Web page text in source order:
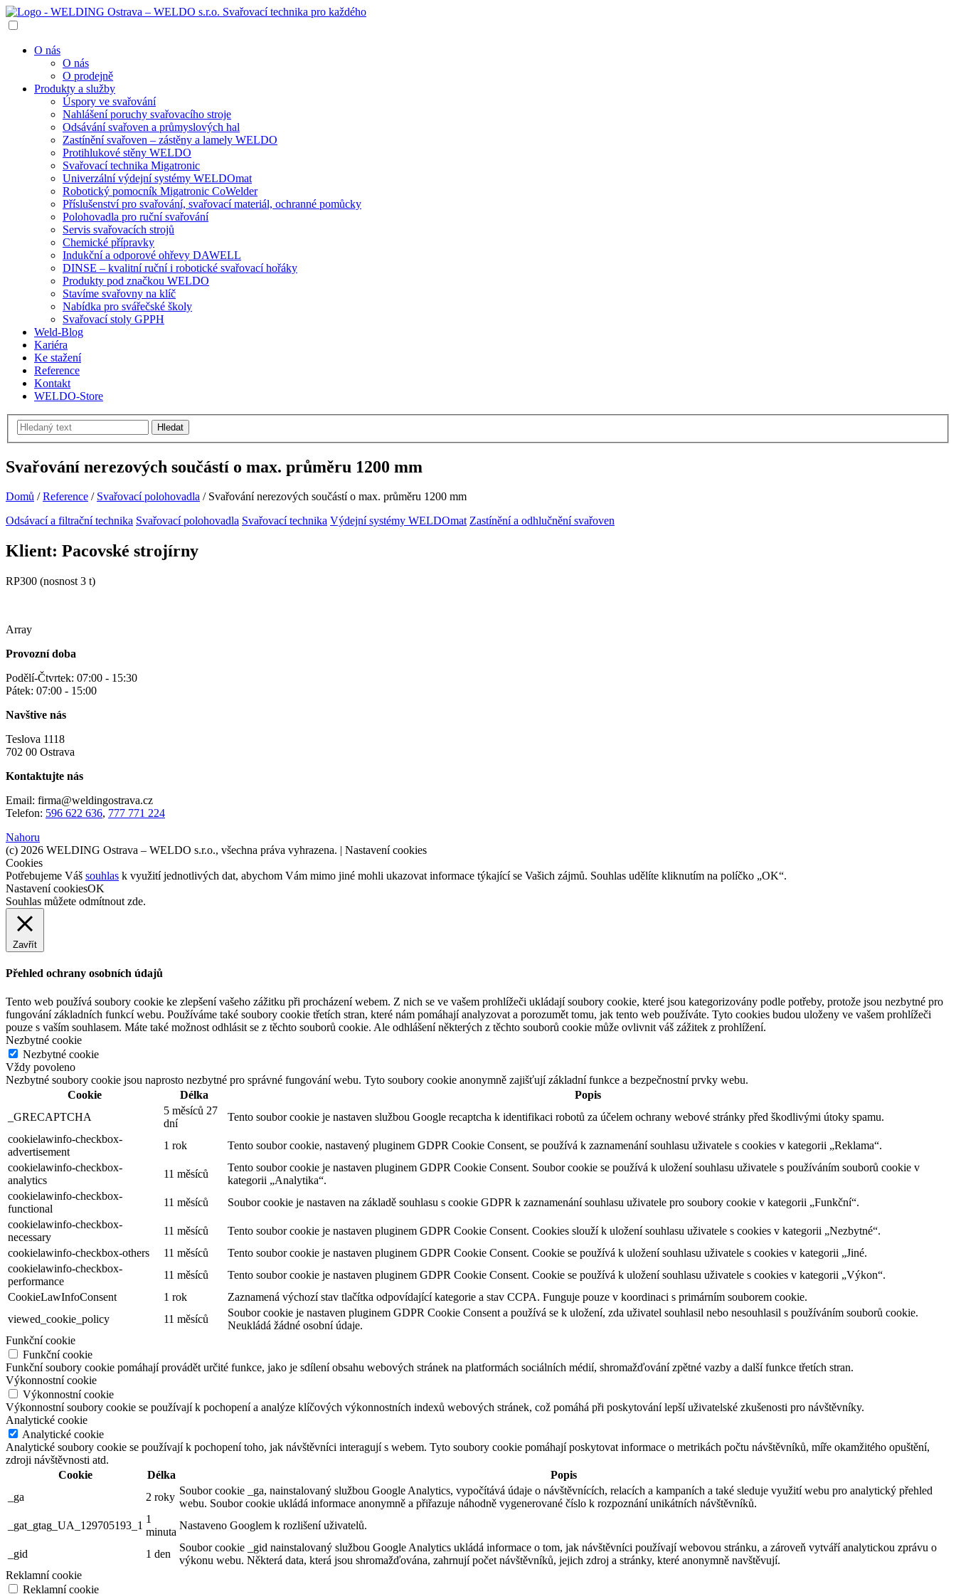
O nás
O nás
O prodejně
Produkty a služby
Úspory ve svařování
Nahlášení poruchy svařovacího stroje
Odsávání svařoven a průmyslových hal
Zastínění svařoven – zástěny a lamely WELDO
Protihlukové stěny WELDO
Svařovací technika Migatronic
Univerzální výdejní systémy WELDOmat
Robotický pomocník Migatronic CoWelder
Příslušenství pro svařování, svařovací materiál, ochranné pomůcky
Polohovadla pro ruční svařování
Servis svařovacích strojů
Chemické přípravky
Indukční a odporové ohřevy DAWELL
DINSE – kvalitní ruční i robotické svařovací hořáky
Produkty pod značkou WELDO
Stavíme svařovny na klíč
Nabídka pro svářečské školy
Svařovací stoly GPPH
Weld-Blog
Kariéra
Ke stažení
Reference
Kontakt
WELDO-Store
Hledat
Svařování nerezových součástí o max. průměru 1200 mm
Domů /Reference / Svařovací polohovadla / Svařování nerezových součástí o max. průměru 1200 mm
Odsávací a filtrační technika Svařovací polohovadla Svařovací technika Výdejní systémy WELDOmat Zastínění a odhlučnění svařoven
Klient: Pacovské strojírny
RP300 (nosnost 3 t)
Array
Provozní doba
Podělí-Čtvrtek: 07:00 - 15:30
Pátek: 07:00 - 15:00
Navštive nás
Teslova 1118
702 00 Ostrava
Kontaktujte nás
Email: firma@weldingostrava.cz
Telefon: 596 622 636, 777 771 224
Nahoru
(c) 2026 WELDING Ostrava – WELDO s.r.o., všechna práva vyhrazena. | Nastavení cookies
Cookies
Potřebujeme Váš souhlas k využití jednotlivých dat, abychom Vám mimo jiné mohli ukazovat informace týkající se Vašich zájmů. Souhlas udělíte kliknutím na políčko „OK“.
Nastavení cookiesOK
Souhlas můžete odmítnout zde.
Zavřít
Přehled ochrany osobních údajů
Tento web používá soubory cookie ke zlepšení vašeho zážitku při procházení webem. Z nich se ve vašem prohlížeči ukládají soubory cookie, které jsou kategorizovány podle potřeby, protože jsou nezbytné pro
fungování základních funkcí webu. Používáme také soubory cookie třetích stran, které nám pomáhají analyzovat a porozumět tomu, jak tento web používáte. Tyto cookies budou uloženy ve vašem prohlížeči
pouze s vaším souhlasem. Máte také možnost odhlásit se z těchto souborů cookie. Ale odhlášení některých z těchto souborů cookie může ovlivnit váš zážitek z prohlížení.
Nezbytné cookie
Nezbytné cookie
Vždy povoleno
Nezbytné soubory cookie jsou naprosto nezbytné pro správné fungování webu. Tyto soubory cookie anonymně zajišťují základní funkce a bezpečnostní prvky webu.
Cookie
Délka
Popis
_GRECAPTCHA
5 měsíců 27
dní
Tento soubor cookie je nastaven službou Google recaptcha k identifikaci robotů za účelem ochrany webové stránky před škodlivými útoky spamu.
cookielawinfo-checkbox-
advertisement
1 rok
Tento soubor cookie, nastavený pluginem GDPR Cookie Consent, se používá k zaznamenání souhlasu uživatele s cookies v kategorii „Reklama“.
cookielawinfo-checkbox-
analytics
11 měsíců
Tento soubor cookie je nastaven pluginem GDPR Cookie Consent. Soubor cookie se používá k uložení souhlasu uživatele s používáním souborů cookie v
kategorii „Analytika“.
cookielawinfo-checkbox-
functional
11 měsíců
Soubor cookie je nastaven na základě souhlasu s cookie GDPR k zaznamenání souhlasu uživatele pro soubory cookie v kategorii „Funkční“.
cookielawinfo-checkbox-
necessary
11 měsíců
Tento soubor cookie je nastaven pluginem GDPR Cookie Consent. Cookies slouží k uložení souhlasu uživatele s cookies v kategorii „Nezbytné“.
cookielawinfo-checkbox-others
11 měsíců
Tento soubor cookie je nastaven pluginem GDPR Cookie Consent. Cookie se používá k uložení souhlasu uživatele s cookies v kategorii „Jiné.
cookielawinfo-checkbox-
performance
11 měsíců
Tento soubor cookie je nastaven pluginem GDPR Cookie Consent. Cookie se používá k uložení souhlasu uživatele s cookies v kategorii „Výkon“.
CookieLawInfoConsent
1 rok
Zaznamená výchozí stav tlačítka odpovídající kategorie a stav CCPA. Funguje pouze v koordinaci s primárním souborem cookie.
viewed_cookie_policy
11 měsíců
Soubor cookie je nastaven pluginem GDPR Cookie Consent a používá se k uložení, zda uživatel souhlasil nebo nesouhlasil s používáním souborů cookie.
Neukládá žádné osobní údaje.
Funkční cookie
Funkční cookie
Funkční soubory cookie pomáhají provádět určité funkce, jako je sdílení obsahu webových stránek na platformách sociálních médií, shromažďování zpětné vazby a další funkce třetích stran.
Výkonnostní cookie
Výkonnostní cookie
Výkonnostní soubory cookie se používají k pochopení a analýze klíčových výkonnostních indexů webových stránek, což pomáhá při poskytování lepší uživatelské zkušenosti pro návštěvníky.
Analytické cookie
Analytické cookie
Analytické soubory cookie se používají k pochopení toho, jak návštěvníci interagují s webem. Tyto soubory cookie pomáhají poskytovat informace o metrikách počtu návštěvníků, míře okamžitého opuštění,
zdroji návštěvnosti atd.
Cookie
Délka
Popis
_ga
2 roky
Soubor cookie _ga, nainstalovaný službou Google Analytics, vypočítává údaje o návštěvnících, relacích a kampaních a také sleduje využití webu pro analytický přehled
webu. Soubor cookie ukládá informace anonymně a přiřazuje náhodně vygenerované číslo k rozpoznání unikátních návštěvníků.
_gat_gtag_UA_129705193_1
1
minuta
Nastaveno Googlem k rozlišení uživatelů.
_gid 1 den
Soubor cookie _gid nainstalovaný službou Google Analytics ukládá informace o tom, jak návštěvníci používají webovou stránku, a zároveň vytváří analytickou zprávu o
výkonu webu. Některá data, která jsou shromažďována, zahrnují počet návštěvníků, jejich zdroj a stránky, které anonymně navštěvují.
Reklamní cookie
Reklamní cookie